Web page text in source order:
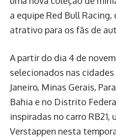
a equipe Red Bull
atrativo para os fãs de
A partir do dia 4 de
selecionados nas cidades
Janeiro, Minas Gerais,
Bahia e no Distrito
inspiradas no carro
Verstappen nesta